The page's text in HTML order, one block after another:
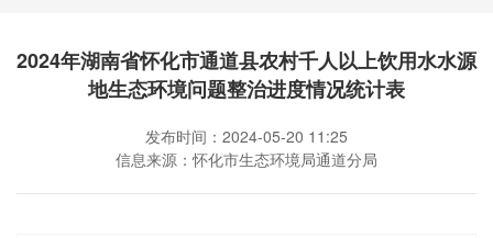
2024年湖南省怀化市通道县农村千人以上饮用水水源
地生态环境问题整治进度情况统计表
发布时间：2024-05-20 11:25
信息来源：怀化市生态环境局通道分局